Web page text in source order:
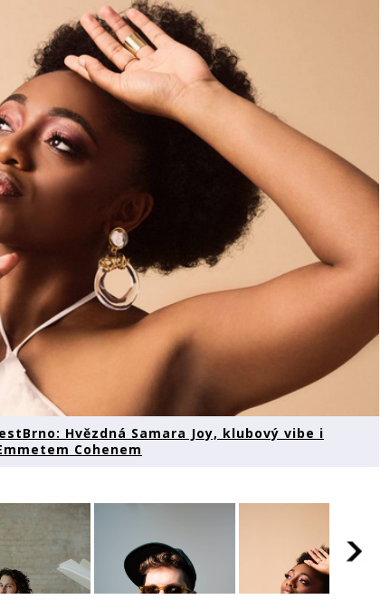
Hvězdná Samara Joy, klubový vibe i
Cohenem